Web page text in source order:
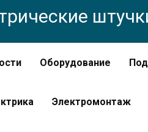
Оборудование
Электромонтаж